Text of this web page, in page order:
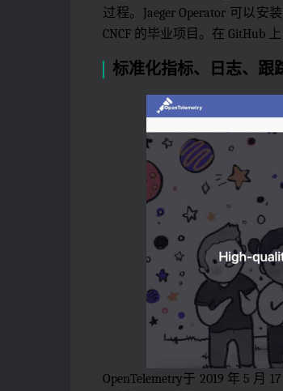
过程。Jaeger Operator 可以安
CNCF 的毕业项目。在 GitHub
标准化指标、日志、跟
OpenTelemetry于 2019 年 5 月